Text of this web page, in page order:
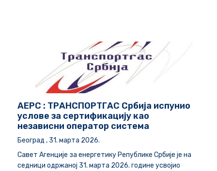
АЕРС : ТРАНСПОРТГАС Србија испунио
услове за сертификацију као
независни оператор система
Београд , 31. марта 2026.
Савет Агенције за енергетику Републике Србије је на
седници одржаној 31. марта 2026. године усвојио